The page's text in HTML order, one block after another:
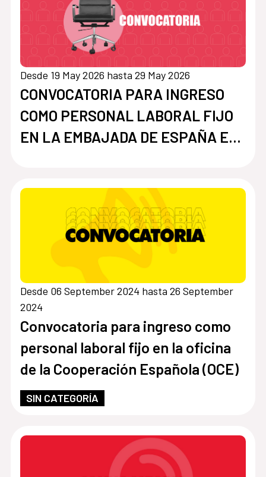
Desde 19 May 2026 hasta 29 May 2026
CONVOCATORIA PARA INGRESO
COMO PERSONAL LABORAL FIJO
EN LA EMBAJADA DE ESPAÑA EN
Desde 06 September 2024 hasta 26 September
2024
Convocatoria para ingreso como
personal laboral fijo en la oficina
de la Cooperación Española (OCE)
SIN CATEGORÍA